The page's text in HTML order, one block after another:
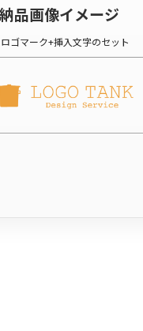
納品画像イメージ
ロゴマーク+挿入文字のセット